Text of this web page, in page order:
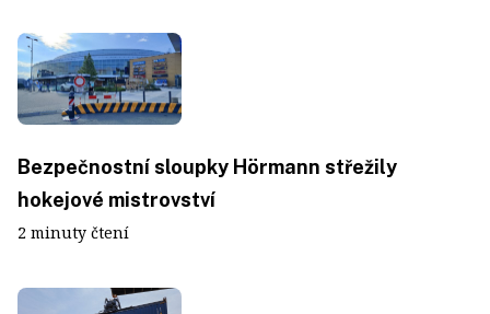
Bezpečnostní sloupky Hörmann střežily
hokejové mistrovství
2 minuty čtení